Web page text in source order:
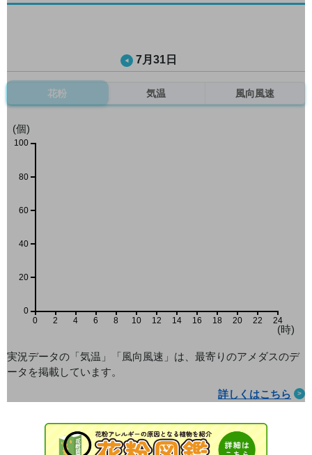
7月31日
花粉 気温 風向風速
0 2 4 6 8 10 12 14 16 18 20 22 24
(個)
(時)
0
20
40
60
80
100
実況データの「気温」「風向風速」は、最寄りのアメダスのデ
ータを掲載しています。
詳しくはこちら